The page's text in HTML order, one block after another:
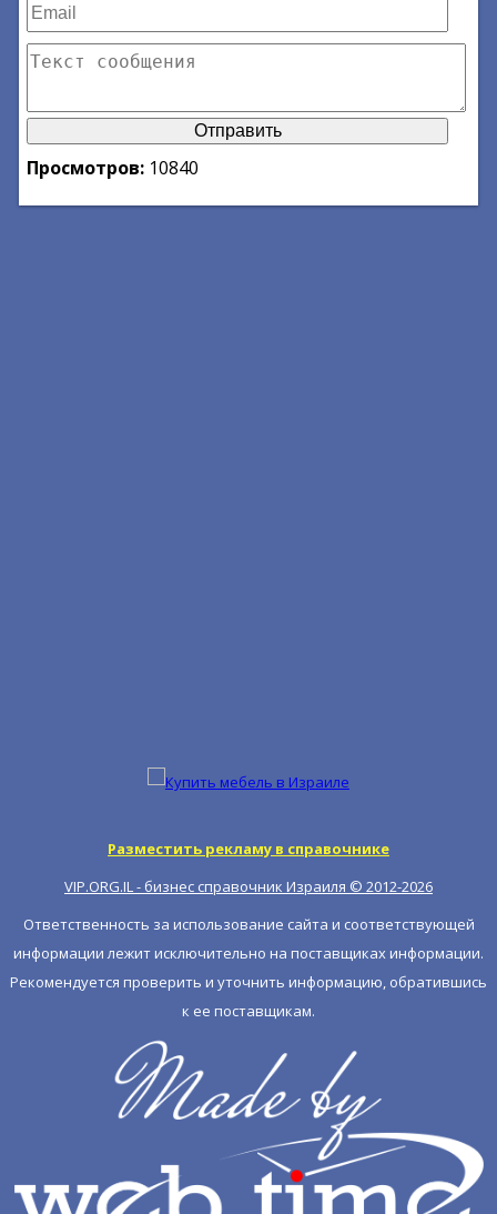
Просмотров: 10840
Разместить рекламу в справочнике
VIP.ORG.IL - бизнес справочник Израиля © 2012-2026
Ответственность за использование сайта и соответствующей
информации лежит исключительно на поставщиках информации.
Рекомендуется проверить и уточнить информацию, обратившись
к ее поставщикам.